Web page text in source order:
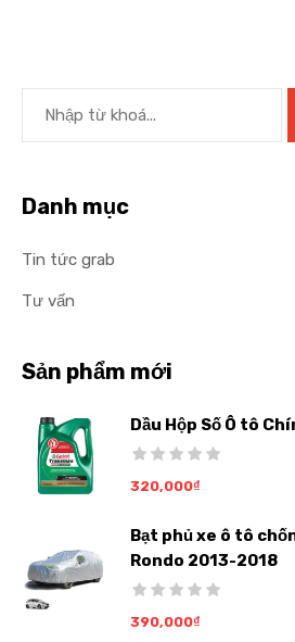
Danh mục
Tin tức grab
Tư vấn
Sản phẩm mới
Dầu Hộp Số Ô tô
320,000₫
Bạt phủ xe ô tô
Rondo 2013-2018
390,000₫